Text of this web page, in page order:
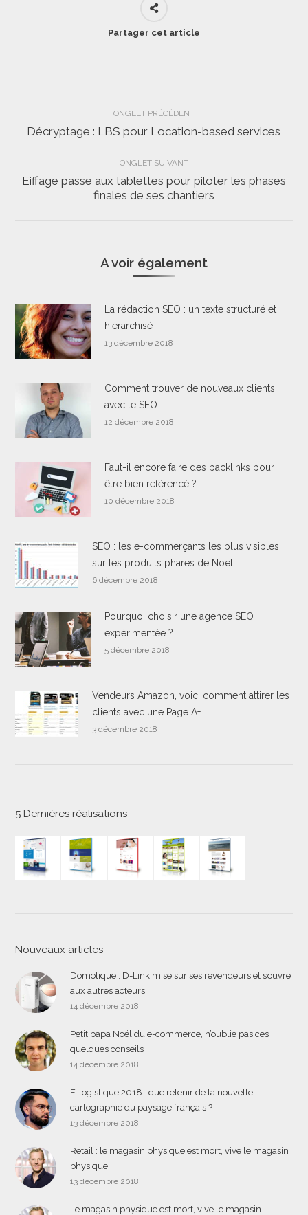
Partager cet article
Navigation
de
commentaire
ONGLET PRÉCÉDENT
Onglet
Décryptage : LBS pour Location-based services
ONGLET SUIVANT
Onglet
Eiffage passe aux tablettes pour piloter les phases
finales de ses chantiers
A voir également
La rédaction SEO : un texte structuré et
hiérarchisé
13 décembre 2018
Comment trouver de nouveaux clients
avec le SEO
12 décembre 2018
Faut-il encore faire des backlinks pour
être bien référencé ?
10 décembre 2018
SEO : les e-commerçants les plus visibles
sur les produits phares de Noël
6 décembre 2018
Pourquoi choisir une agence SEO
expérimentée ?
5 décembre 2018
Vendeurs Amazon, voici comment attirer les
clients avec une Page A+
3 décembre 2018
5 Dernières réalisations
Nouveaux articles
Domotique : D-Link mise sur ses revendeurs et s’ouvre
aux autres acteurs
14 décembre 2018
Petit papa Noël du e-commerce, n’oublie pas ces
quelques conseils
14 décembre 2018
E-logistique 2018 : que retenir de la nouvelle
cartographie du paysage français ?
13 décembre 2018
Retail : le magasin physique est mort, vive le magasin
physique !
13 décembre 2018
Le magasin physique est mort, vive le magasin